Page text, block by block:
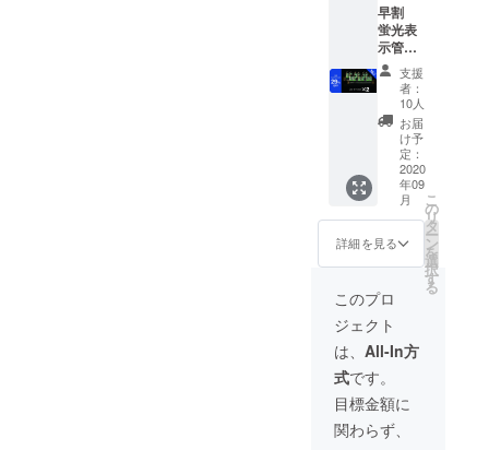
早割
蛍光表
示管置
時計 ２
個 送
料・消
費税込
み 通常
販売価
44,000
円より
29%OF
F
支援
者：
10人
お届
け予
定：
2020
年09
月
詳細を見る
こ
の
リ
タ
ー
ン
を
選
択
す
る
このプロ
ジェクト
は、 All-In方
式です。
目標金額に
関わらず、